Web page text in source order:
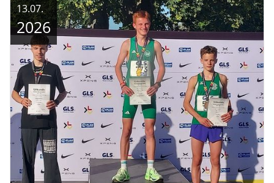
13.07.
2026